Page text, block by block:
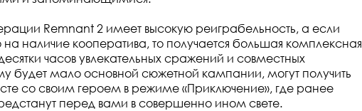
Remnant 2 имеет высокую реиграбельность, а если
на наличие кооператива, то получается большая комплексная
часов увлекательных сражений и совместных
будет мало основной сюжетной кампании, могут получить
со своим героем в режиме «Приключение», где ранее
перед вами в совершенно ином свете.